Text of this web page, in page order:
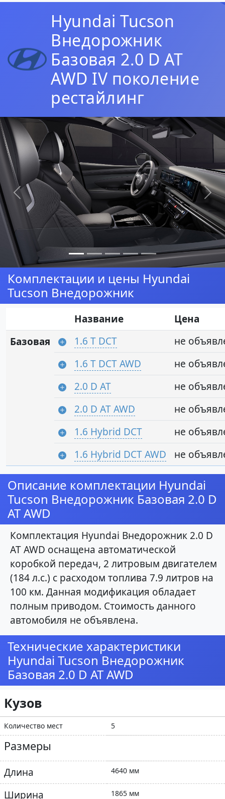
Hyundai Tucson
Внедорожник
Базовая 2.0 D AT
AWD IV поколение
рестайлинг
Предыдущая
Комплектации и цены Hyundai
Tucson Внедорожник
Название
Цена
Базовая
1.6 T DCT
не
1.6 T DCT AWD
не
2.0 D AT
не
2.0 D AT AWD
не
1.6 Hybrid DCT
не
1.6 Hybrid DCT AWD
не
Описание комплектации Hyundai
Tucson Внедорожник Базовая 2.0 D
AT AWD
Комплектация Hyundai Внедорожник 2.0 D
AT AWD оснащена автоматической
коробкой передач, 2 литровым двигателем
(184 л.с.) с расходом топлива 7.9 литров на
100 км. Данная модификация обладает
полным приводом. Стоимость данного
автомобиля не объявлена.
Технические характеристики
Hyundai Tucson Внедорожник
Базовая 2.0 D AT AWD
Кузов
Количество мест 5
Размеры
Длина 4640 мм
Ширина 1865 мм